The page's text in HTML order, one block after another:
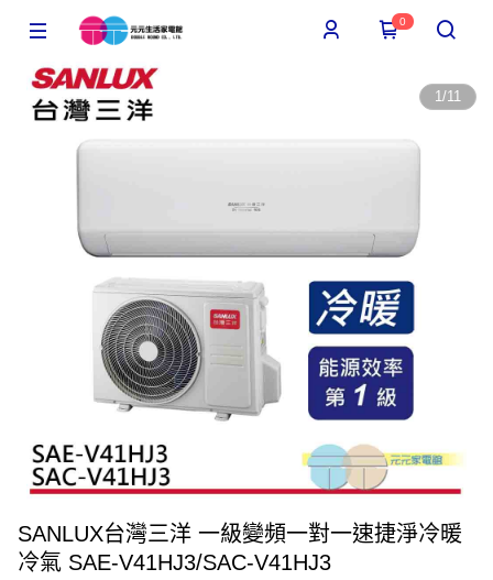
0
1/11
SANLUX台灣三洋 一級變頻一對一速捷淨冷暖
冷氣 SAE-V41HJ3/SAC-V41HJ3